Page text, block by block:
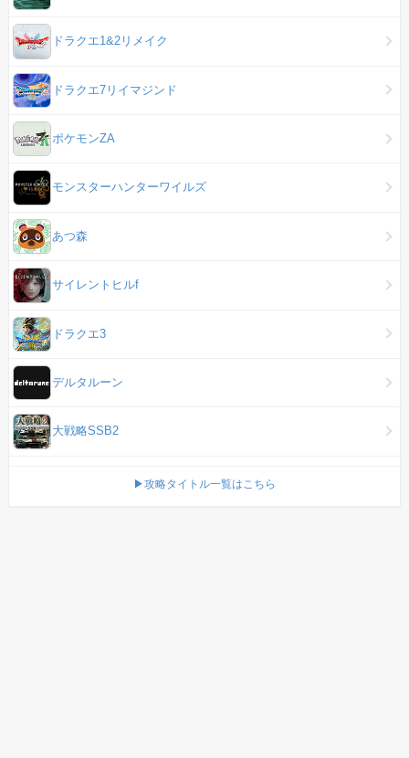
ドラクエ1&2リメイク
ドラクエ7リイマジンド
ポケモンZA
モンスターハンターワイルズ
あつ森
サイレントヒルf
ドラクエ3
デルタルーン
大戦略SSB2
▶攻略タイトル一覧はこちら